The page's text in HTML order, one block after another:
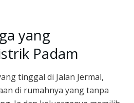
yang
Padam
tinggal di Jalan Jermal,
di rumahnya yang tanpa